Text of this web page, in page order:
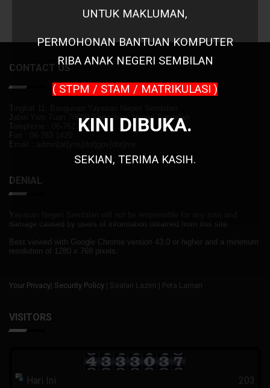
CONTACT US
Tingkat 11, Bangunan Yayasan Negeri Sembilan
Jalan Yam Tuan 70000 Seremban, Negeri Sembilan
Telephone : 06-762 8046
Fax : 06-763 1420
Email : admin[at]yns[dot]gov[dot]my
DENIAL
Yayasan Negeri Sembilan will not be responsible for any loss and
damage caused by users of information obtained from this site.
Best viewed with Google Chrome version 43.0 or higher and a minimum
resolution of 1280 x 768 pixels.
Your Privacy| Security Policy | Soalan Lazim | Peta Laman
VISITORS
Hari Ini
203
UNTUK MAKLUMAN,
PERMOHONANBANTUAN KOMPUTER
RIBA ANAK NEGERI SEMBILAN
( STPM / STAM / MATRIKULASI )
KINI DIBUKA.
SEKIAN, TERIMA KASIH.